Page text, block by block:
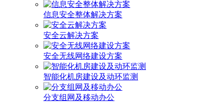
信息安全整体解决方案
安全云解决方案
安全无线网络建设方案
智能化机房建设及动环监测
分支组网及移动办公